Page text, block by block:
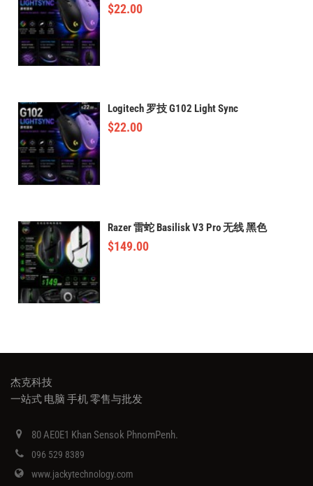
$22.00
Logitech 罗技 G102 Light Sync
$22.00
Razer 雷蛇 Basilisk V3 Pro 无线 黑色
$149.00
杰克科技
一站式 电脑 手机 零售与批发
80 AE0E1 Khan Sensok PhnomPenh.
096 529 8389
www.jackytechnology.com